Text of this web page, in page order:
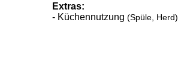
Extras:
- Küchennutzung (Spüle, Herd)